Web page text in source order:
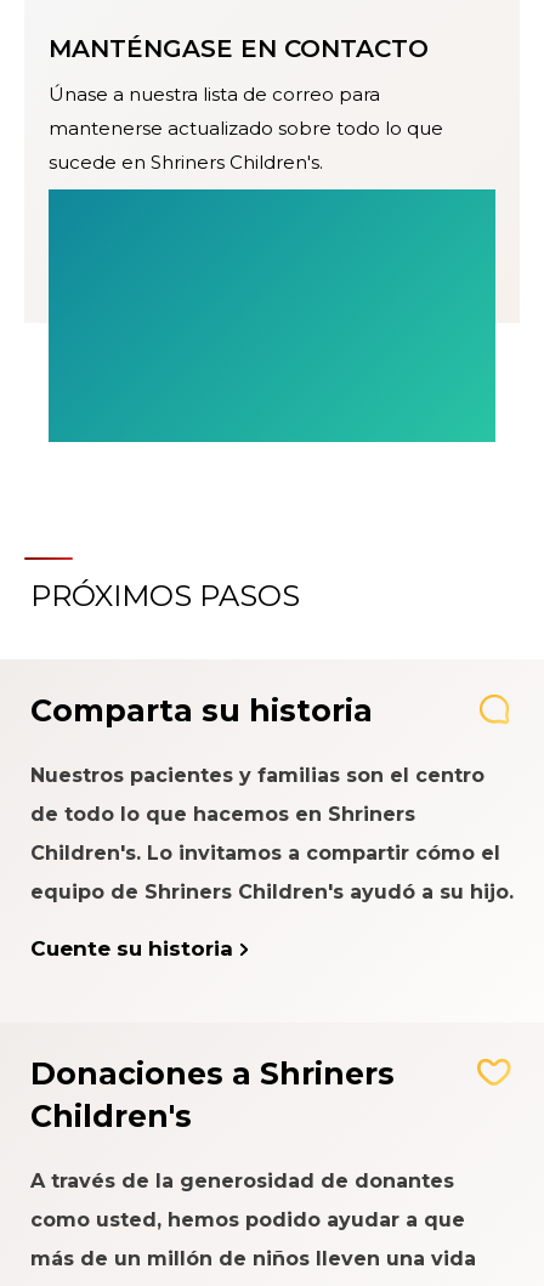
MANTÉNGASE EN CONTACTO
Únase a nuestra lista de correo para
mantenerse actualizado sobre todo lo que
sucede en Shriners Children's.
PRÓXIMOS PASOS
Comparta su historia
Nuestros pacientes y familias son el centro
de todo lo que hacemos en Shriners
Children's. Lo invitamos a compartir cómo el
equipo de Shriners Children's ayudó a su hijo.
Cuente su historia
Donaciones a Shriners
Children's
A través de la generosidad de donantes
como usted, hemos podido ayudar a que
más de un millón de niños lleven una vida